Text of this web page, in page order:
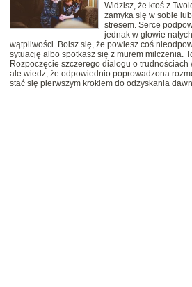
Widzisz, że ktoś z
zamyka się w sobie
stresem. Serce
jednak w głowie
wątpliwości. Boisz się, że powiesz coś
sytuację albo spotkasz się z murem milczenia.
Rozpoczęcie szczerego dialogu o
ale wiedz, że odpowiednio poprowadzona
stać się pierwszym krokiem do odzyskania